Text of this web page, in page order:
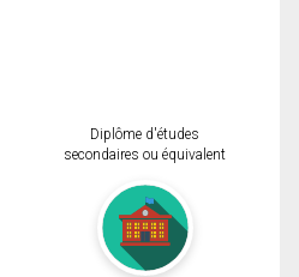
Diplôme d'études
secondaires ou équivalent